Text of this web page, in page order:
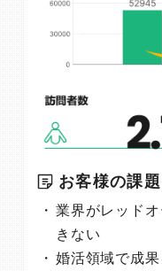
お客様の課題
業界がレッド
きない
婚活領域で成